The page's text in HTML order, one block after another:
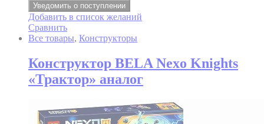
Уведомить о поступлении
Добавить в список желаний
Сравнить
Все товары, Конструкторы
Конструктор BELA Nexo Knights
«Трактор» аналог